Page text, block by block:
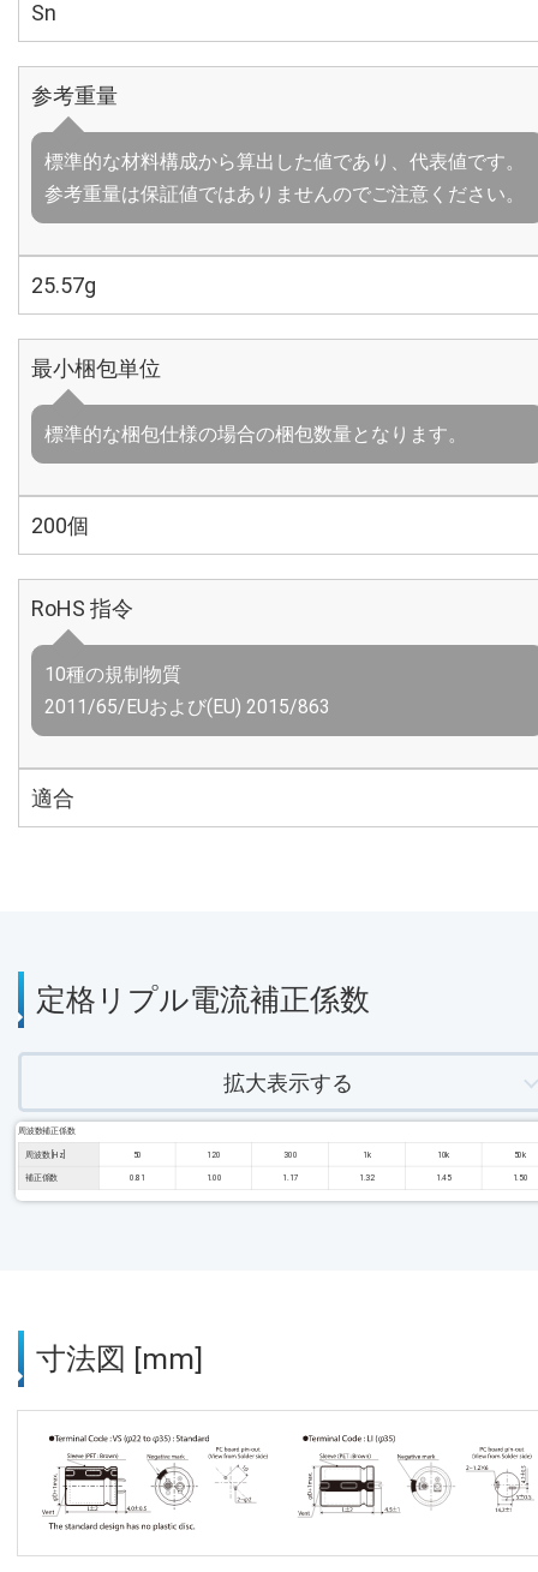
Sn
参考重量
標準的な材料構成から算出した値であり、代表値です。
参考重量は保証値ではありませんのでご注意ください。
25.57g
最小梱包単位
標準的な梱包仕様の場合の梱包数量となります。
200個
RoHS 指令
10種の規制物質
2011/65/EUおよび(EU) 2015/863
適合
定格リプル電流補正係数
拡大表示する
周波数補正係数
周波数 [Hz] 50 120 300 1k 10k 50k
補正係数 0.81 1.00 1.17 1.32 1.45 1.50
寸法図 [mm]